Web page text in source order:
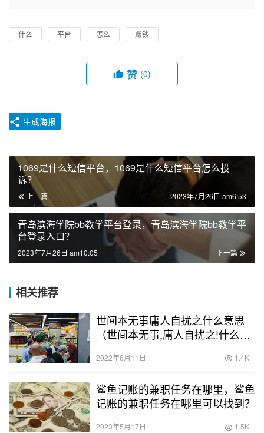
什么 平台 怎么 赚钱
赞 (0)
生成海报
1069是什么短信平台，1069是什么短信平台怎么投
诉？
上一篇 2023年7月26日 am6:53
青岛滨海学院bb教学平台登录，青岛滨海学院bb教学平
台登录入口？
下一篇
2023年7月26日 am10:05
相关推荐
世间本无事庸人自扰之什么意思
（世间本无事,庸人自扰之!什么意
2022年6月11日 1.4K
鲨鱼记账的兼职任务在哪里，鲨鱼
记账的兼职任务在哪里可以找到？
2023年5月17日 1.5K